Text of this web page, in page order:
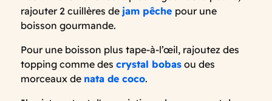
rajouter 2 cuillères de jam pêche pour une
boisson gourmande.
Pour une boisson plus tape-à-l’œil, rajoutez des
topping comme des crystal bobas ou des
morceaux de nata de coco.